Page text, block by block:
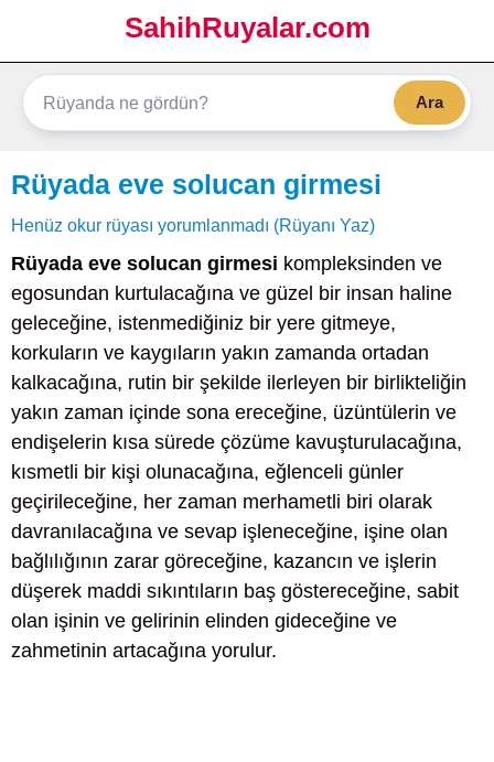
SahihRuyalar.com
Ara
Rüyada eve solucan girmesi
Henüz okur rüyası yorumlanmadı (Rüyanı Yaz)
Rüyada eve solucan girmesi kompleksinden ve
egosundan kurtulacağına ve güzel bir insan haline
geleceğine, istenmediğiniz bir yere gitmeye,
korkuların ve kaygıların yakın zamanda ortadan
kalkacağına, rutin bir şekilde ilerleyen bir birlikteliğin
yakın zaman içinde sona ereceğine, üzüntülerin ve
endişelerin kısa sürede çözüme kavuşturulacağına,
kısmetli bir kişi olunacağına, eğlenceli günler
geçirileceğine, her zaman merhametli biri olarak
davranılacağına ve sevap işleneceğine, işine olan
bağlılığının zarar göreceğine, kazancın ve işlerin
düşerek maddi sıkıntıların baş göstereceğine, sabit
olan işinin ve gelirinin elinden gideceğine ve
zahmetinin artacağına yorulur.